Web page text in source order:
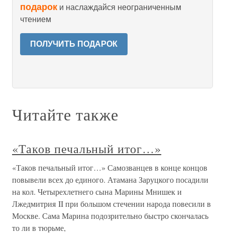
подарок и наслаждайся неограниченным
чтением
ПОЛУЧИТЬ ПОДАРОК
Читайте также
«Таков печальный итог…»
«Таков печальный итог…» Самозванцев в конце концов
повывели всех до единого. Атамана Заруцкого посадили
на кол. Четырехлетнего сына Марины Мнишек и
Лжедмитрия II при большом стечении народа повесили в
Москве. Сама Марина подозрительно быстро скончалась
то ли в тюрьме,